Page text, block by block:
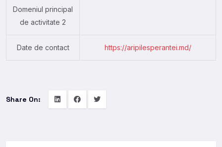
Domeniul principal
de activitate 2
Date de contact https://aripilesperantei.md/
Share On: